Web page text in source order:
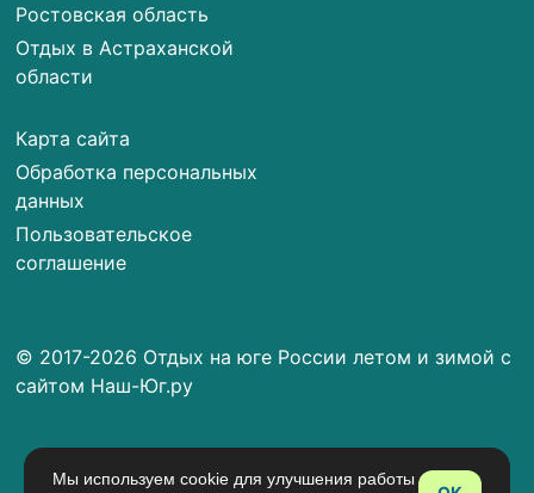
Ростовская область
Отдых в Астраханской
области
Карта сайта
Обработка персональных
данных
Пользовательское
соглашение
© 2017-2026 Отдых на юге России летом и зимой с
сайтом Наш-Юг.ру
Мы используем cookie для улучшения работы